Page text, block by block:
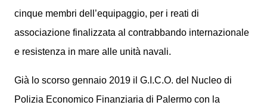
cinque membri dell’equipaggio, per i reati di
associazione finalizzata al contrabbando internazionale
e resistenza in mare alle unità navali.
Già lo scorso gennaio 2019 il G.I.C.O. del Nucleo di
Polizia Economico Finanziaria di Palermo con la